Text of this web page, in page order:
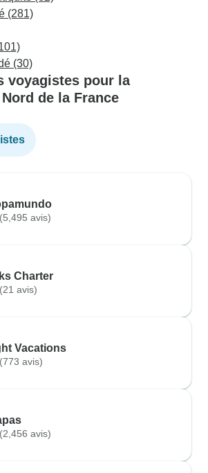
(281)
(30)
voyagistes pour la
de la France
(5,495 avis)
Charter
(21 avis)
Vacations
(773 avis)
(2,456 avis)